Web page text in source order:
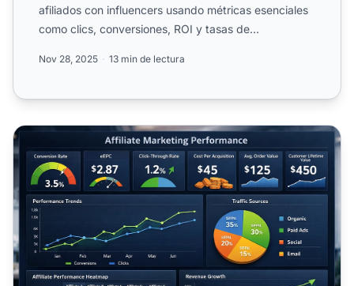
afiliados con influencers usando métricas esenciales
como clics, conversiones, ROI y tasas de
Nov 28, 2025 13 min de lectura
Por qué es importante rastrear las métricas de afiliados